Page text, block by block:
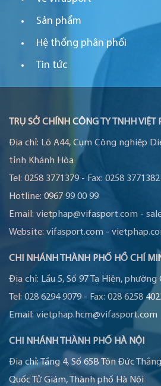
Sản phẩm
Hệ thống phân phối
Tin tức
TRỤ SỞ CHÍNH CÔNG TY TNHH VIỆT
Địa chỉ: Lô A44, Cụm Công nghiệp
tỉnh Khánh Hòa
Tel: 0258 3771379 - Fax: 0258 3771382
Hotline: 0967 99 00 99
Email: vietphap@vifasport.com -
Website: vifasport.com -
CHI NHÁNH THÀNH PHỐ HỒ CHÍ
Địa chỉ: Lầu 5, Số 97 Tạ Hiện,
Tel: 028 6294 9079- Fax: 028 6258
Email: vietphap.hcm@vifasport.com
CHI NHÁNH THÀNH PHỐ HÀ NỘI
Địa chỉ:Tầng 4, Số 65B Tôn Đức
Quốc Tử Giám, Thành phố Hà Nội